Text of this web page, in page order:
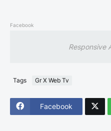
Facebook
Responsive
Tags Gr X Web Tv
Facebook